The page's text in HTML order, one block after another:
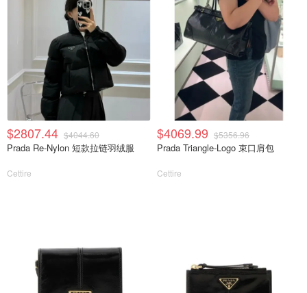
$2807.44 $4044.60
Prada Re-Nylon 短款拉链羽绒服
Cettire
$4069.99 $5356.96
Prada Triangle-Logo 束口肩包
Cettire